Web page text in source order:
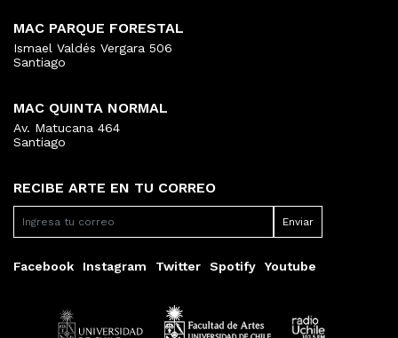
RECIBE ARTE EN TU CORREO
Facebook Instagram Twitter Spotify Youtube
MAC PARQUE FORESTAL
Ismael Valdés Vergara 506
Santiago
MAC QUINTA NORMAL
Av. Matucana 464
Santiago